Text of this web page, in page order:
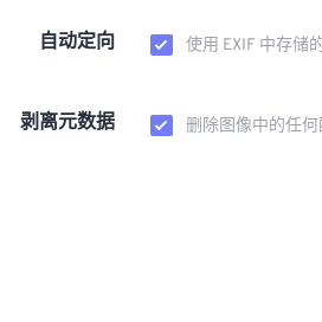
自动定向 使用 EXIF 中存储
剥离元数据 删除图像中的任